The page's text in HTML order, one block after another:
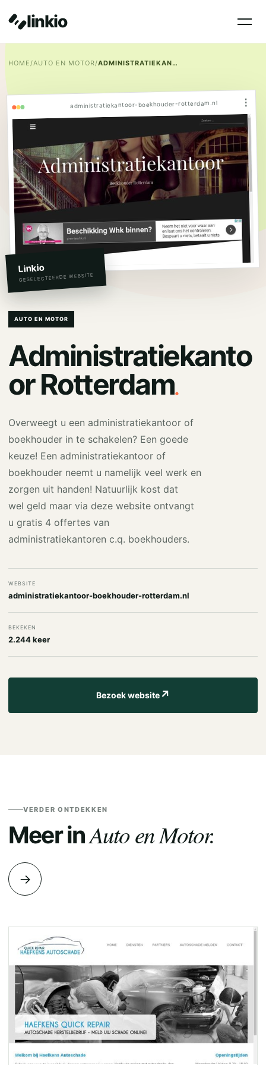
linkio
HOME/AUTO EN MOTOR/ ADMINISTRATIEKANTOOR ROTTERDAM
administratiekantoor-boekhouder-rotterdam.nl ⋮
Linkio
GESELECTEERDE WEBSITE
AUTO EN MOTOR
Administratiekanto
or Rotterdam.
Overweegt u een administratiekantoor of
boekhouder in te schakelen? Een goede
keuze! Een administratiekantoor of
boekhouder neemt u namelijk veel werk en
zorgen uit handen! Natuurlijk kost dat
wel geld maar via deze website ontvangt
u gratis 4 offertes van
administratiekantoren c.q. boekhouders.
WEBSITE
administratiekantoor-boekhouder-rotterdam.nl
BEKEKEN
2.244 keer
Bezoek website↗
VERDER ONTDEKKEN
Meer inAuto en Motor.
→